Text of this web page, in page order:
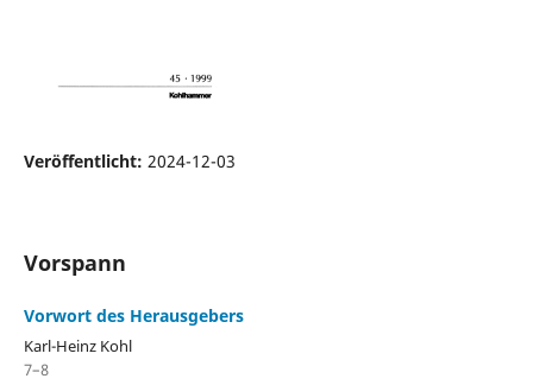
Veröffentlicht: 2024-12-03
Vorspann
Vorwort des Herausgebers
Karl-Heinz Kohl
7–8